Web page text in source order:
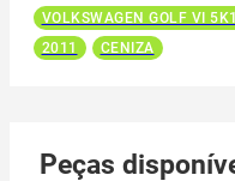
VOLKSWAGEN GOLF VI
2011
CENIZA
Peças